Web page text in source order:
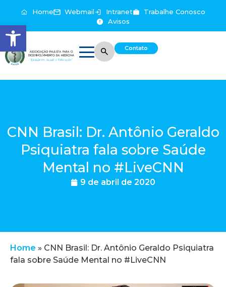
Abrir a barra de ferramentas
Home Webmail Intranet
Trabalhe Conosco
Avisos
Contato
CNN Brasil: Dr. Antônio Geraldo
Psiquiatra fala sobre Saúde
Mental no #LiveCNN
9 de abril de 2020
Home » CNN Brasil: Dr. Antônio Geraldo Psiquiatra
fala sobre Saúde Mental no #LiveCNN